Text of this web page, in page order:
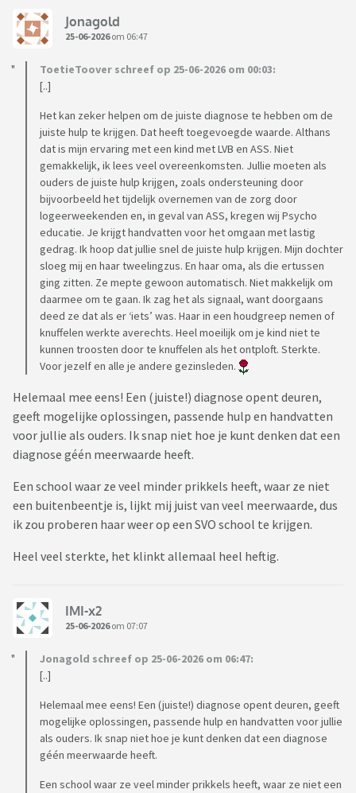
Jonagold
25-06-2026om 06:47
ToetieToover schreef op 25-06-2026 om 00:03:
[..]
Het kan zeker helpen om de juiste diagnose te hebben om de
juiste hulp te krijgen. Dat heeft toegevoegde waarde. Althans
dat is mijn ervaring met een kind met LVB en ASS. Niet
gemakkelijk, ik lees veel overeenkomsten. Jullie moeten als
ouders de juiste hulp krijgen, zoals ondersteuning door
bijvoorbeeld het tijdelijk overnemen van de zorg door
logeerweekenden en, in geval van ASS, kregen wij Psycho
educatie. Je krijgt handvatten voor het omgaan met lastig
gedrag. Ik hoop dat jullie snel de juiste hulp krijgen. Mijn dochter
sloeg mij en haar tweelingzus. En haar oma, als die ertussen
ging zitten. Ze mepte gewoon automatisch. Niet makkelijk om
daarmee om te gaan. Ik zag het als signaal, want doorgaans
deed ze dat als er ‘iets’ was. Haar in een houdgreep nemen of
knuffelen werkte averechts. Heel moeilijk om je kind niet te
kunnen troosten door te knuffelen als het ontploft. Sterkte.
Voor jezelf en alle je andere gezinsleden.
Helemaal mee eens! Een (juiste!) diagnose opent deuren,
geeft mogelijke oplossingen, passende hulp en handvatten
voor jullie als ouders. Ik snap niet hoe je kunt denken dat een
diagnose géén meerwaarde heeft.
Een school waar ze veel minder prikkels heeft, waar ze niet
een buitenbeentje is, lijkt mij juist van veel meerwaarde, dus
ik zou proberen haar weer op een SVO school te krijgen.
Heel veel sterkte, het klinkt allemaal heel heftig.
IMI-x2
25-06-2026om 07:07
Jonagold schreef op 25-06-2026 om 06:47:
[..]
Helemaal mee eens! Een (juiste!) diagnose opent deuren, geeft
mogelijke oplossingen, passende hulp en handvatten voor jullie
als ouders. Ik snap niet hoe je kunt denken dat een diagnose
géén meerwaarde heeft.
Een school waar ze veel minder prikkels heeft, waar ze niet een